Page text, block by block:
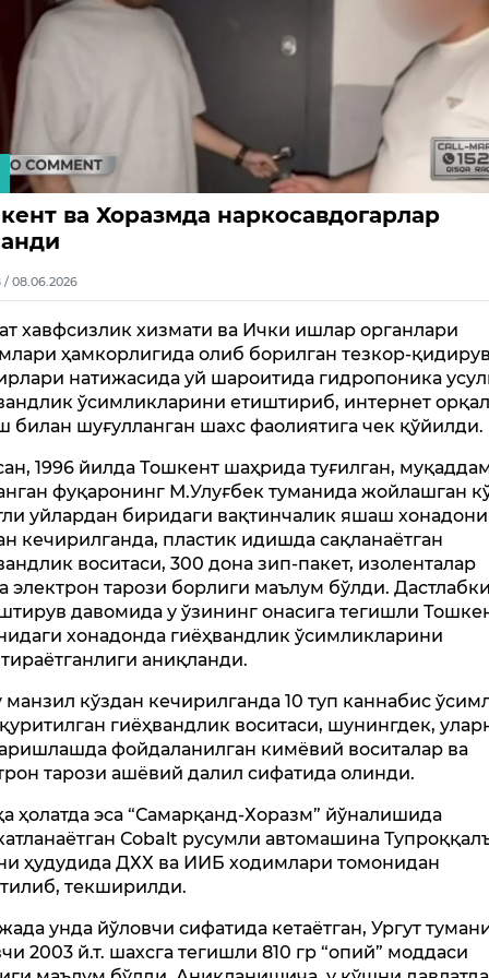
ва Хоразмда наркосавдогарлар
/ 08.06.2026
хавфсизлик хизмати ва Ички ишлар органлари
ҳамкорлигида олиб борилган тезкор-
натижасида уй шароитида гидропоника
ўсимликларини етиштириб, интернет
билан шуғулланган шахс фаолиятига чек қўйилди.
1996 йилда Тошкент шаҳрида туғилган,
фуқаронинг М.Улуғбек туманида жойлашган
уйлардан биридаги вақтинчалик яшаш хонадони
кечирилганда, пластик идишда сақланаётган
воситаси, 300 дона зип-пакет, изоленталар
электрон тарози борлиги маълум бўлди.
давомида у ўзининг онасига тегишли
хонадонда гиёҳвандлик ўсимликларини
аниқланди.
кўздан кечирилганда 10 туп каннабис
қуритилган гиёҳвандлик воситаси, шунингдек,
фойдаланилган кимёвий воситалар ва
тарози ашёвий далил сифатида олинди.
ҳолатда эса “Самарқанд-Хоразм” йўналишида
Сobalt русумли автомашина
ҳудудида ДХХ ва ИИБ ходимлари томонидан
текширилди.
унда йўловчи сифатида кетаётган, Ургут
2003 й.т. шахсга тегишли 810 гр “опий” моддаси